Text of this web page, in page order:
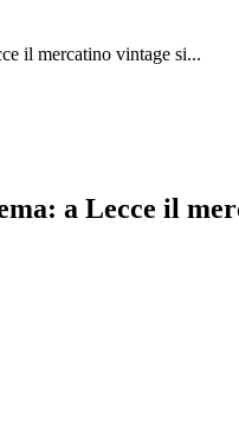
il mercatino vintage si...
a Lecce il